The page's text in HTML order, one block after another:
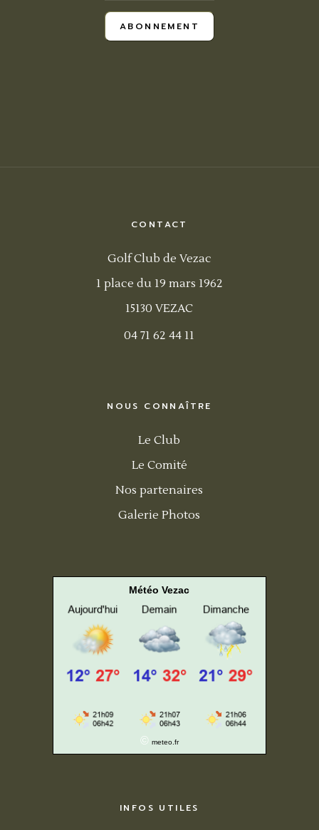
ABONNEMENT
CONTACT
Golf Club de Vezac
1 place du 19 mars 1962
15130 VEZAC
04 71 62 44 11
NOUS CONNAÎTRE
Le Club
Le Comité
Nos partenaires
Galerie Photos
Météo Vezac
© meteo.fr
INFOS UTILES